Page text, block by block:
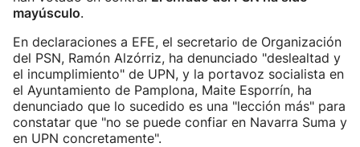
mayúsculo.
En declaraciones a EFE, el secretario de Organización
del PSN, Ramón Alzórriz, ha denunciado "deslealtad y
el incumplimiento" de UPN, y la portavoz socialista en
el Ayuntamiento de Pamplona, Maite Esporrín, ha
denunciado que lo sucedido es una "lección más" para
constatar que "no se puede confiar en Navarra Suma y
en UPN concretamente".